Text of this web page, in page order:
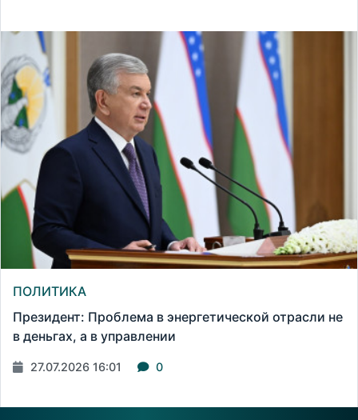
ПОЛИТИКА
Президент: Проблема в энергетической отрасли не
в деньгах, а в управлении
27.07.2026 16:01 0